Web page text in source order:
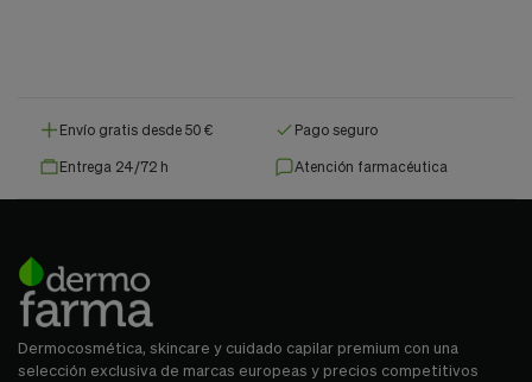
Envío gratis desde 50 € Pago seguro
Entrega 24/72 h Atención farmacéutica
Dermocosmética, skincare y cuidado capilar premium con una
selección exclusiva de marcas europeas y precios competitivos